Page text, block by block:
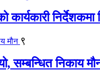
कार्यकारी
९
सम्बन्धित निकाय